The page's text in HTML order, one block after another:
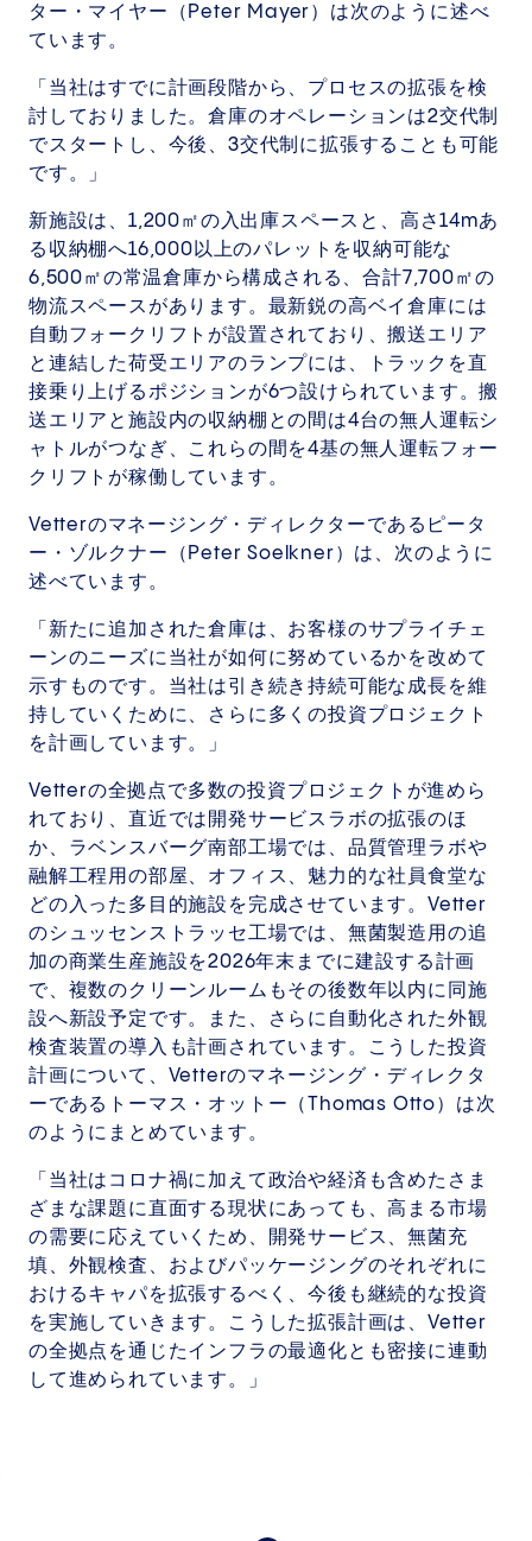
ター・マイヤー（Peter Mayer）は次のように述べ
ています。
「当社はすでに計画段階から、プロセスの拡張を検
討しておりました。倉庫のオペレーションは2交代制
でスタートし、今後、3交代制に拡張することも可能
です。」
新施設は、1,200㎡の入出庫スペースと、高さ14mあ
る収納棚へ16,000以上のパレットを収納可能な
6,500㎡の常温倉庫から構成される、合計7,700㎡の
物流スペースがあります。最新鋭の高ベイ倉庫には
自動フォークリフトが設置されており、搬送エリア
と連結した荷受エリアのランプには、トラックを直
接乗り上げるポジションが6つ設けられています。搬
送エリアと施設内の収納棚との間は4台の無人運転シ
ャトルがつなぎ、これらの間を4基の無人運転フォー
クリフトが稼働しています。
Vetterのマネージング・ディレクターであるピータ
ー・ゾルクナー（Peter Soelkner）は、次のように
述べています。
「新たに追加された倉庫は、お客様のサプライチェ
ーンのニーズに当社が如何に努めているかを改めて
示すものです。当社は引き続き持続可能な成長を維
持していくために、さらに多くの投資プロジェクト
を計画しています。」
Vetterの全拠点で多数の投資プロジェクトが進めら
れており、直近では開発サービスラボの拡張のほ
か、ラベンスバーグ南部工場では、品質管理ラボや
融解工程用の部屋、オフィス、魅力的な社員食堂な
どの入った多目的施設を完成させています。Vetter
のシュッセンストラッセ工場では、無菌製造用の追
加の商業生産施設を2026年末までに建設する計画
で、複数のクリーンルームもその後数年以内に同施
設へ新設予定です。また、さらに自動化された外観
検査装置の導入も計画されています。こうした投資
計画について、Vetterのマネージング・ディレクタ
ーであるトーマス・オットー（Thomas Otto）は次
のようにまとめています。
「当社はコロナ禍に加えて政治や経済も含めたさま
ざまな課題に直面する現状にあっても、高まる市場
の需要に応えていくため、開発サービス、無菌充
填、外観検査、およびパッケージングのそれぞれに
おけるキャパを拡張するべく、今後も継続的な投資
を実施していきます。こうした拡張計画は、Vetter
の全拠点を通じたインフラの最適化とも密接に連動
して進められています。」